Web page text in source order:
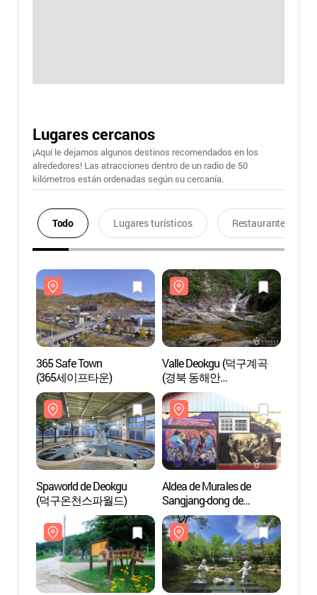
Lugares cercanos
¡Aquí le dejamos algunos destinos recomendados en los
alrededores! Las atracciones dentro de un radio de 50
kilómetros están ordenadas según su cercanía.
Todo Lugares turísticos Restaurantes
365 Safe Town
(365세이프타운)
Valle Deokgu (덕구계곡
(경북 동해안
국가지질공원))
Spaworld de Deokgu
(덕구온천스파월드)
Aldea de Murales de
Sangjang-dong de
Taebaek (태백 상장동
벽화마을)